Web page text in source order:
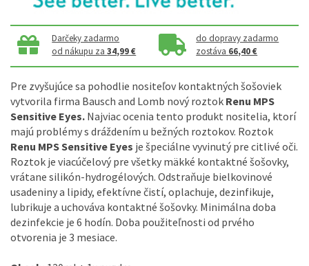
Darčeky zadarmo
od nákupu za34,99 €
do dopravy zadarmo
zostáva 66,40 €
Pre zvyšujúce sa pohodlie nositeľov kontaktných šošoviek
vytvorila firma Bausch and Lomb nový roztok Renu MPS
Sensitive Eyes. Najviacocenia tento produkt nositelia, ktorí
majú problémy s dráždením u bežných roztokov. Roztok
Renu MPSSensitive Eyes je špeciálne vyvinutý pre citlivé oči.
Roztok je viacúčelový pre všetky mäkké kontaktné šošovky,
vrátane silikón-hydrogélových. Odstraňuje bielkovinové
usadeninya lipidy, efektívne čistí, oplachuje, dezinfikuje,
lubrikuje a uchováva kontaktné šošovky. Minimálna doba
dezinfekcie je 6 hodín. Doba použiteľnosti od prvého
otvorenia je 3 mesiace.